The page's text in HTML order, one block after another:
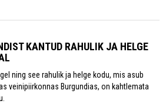
KANTUD RAHULIK JA HELGE
ning see rahulik ja helge kodu, mis asub
veinipiirkonnas Burgundias, on kahtlemata